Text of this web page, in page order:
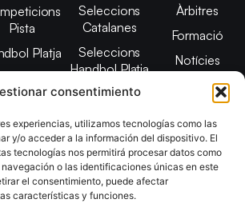
consentimiento
experiencias, utilizamos tecnologías como las
y/o acceder a la información del dispositivo. El
tecnologías nos permitirá procesar datos como
o las identificaciones únicas en este
el consentimiento, puede afectar
características y funciones.
Pista
Platja
Seleccions
Catalanes
Seleccions
Handbol Platja
Tecnificació
CATH
Promoció
Àrbitres
Formació
Notícies
Adreces de
contacte